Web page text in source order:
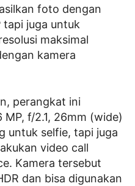
foto dengan
tapi juga untuk
maksimal
kamera
perangkat ini
f/2.1, 26mm (wide)
untuk selfie, tapi juga
video call
Kamera tersebut
dan bisa digunakan